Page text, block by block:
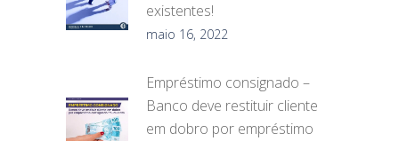
existentes!
maio 16, 2022
Empréstimo consignado –
Banco deve restituir cliente
em dobro por empréstimo